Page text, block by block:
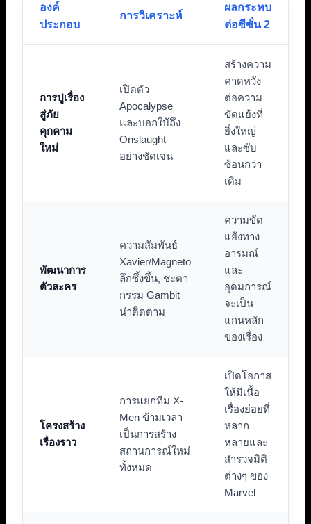
องค์
ประกอบ
การวิเคราะห์
ผลกระทบ
ต่อซีซั่น 2
การปูเรื่อง
สู่ภัย
คุกคาม
ใหม่
เปิดตัว
Apocalypse
และบอกใบ้ถึง
Onslaught
อย่างชัดเจน
สร้างความ
คาดหวัง
ต่อความ
ขัดแย้งที่
ยิ่งใหญ่
และซับ
ซ้อนกว่า
เดิม
พัฒนาการ
ตัวละคร
ความสัมพันธ์
Xavier/Magneto
ลึกซึ้งขึ้น, ชะตา
กรรม Gambit
น่าติดตาม
ความขัด
แย้งทาง
อารมณ์
และ
อุดมการณ์
จะเป็น
แกนหลัก
ของเรื่อง
โครงสร้าง
เรื่องราว
การแยกทีม X-
Men ข้ามเวลา
เป็นการสร้าง
สถานการณ์ใหม่
ทั้งหมด
เปิดโอกาส
ให้มีเนื้อ
เรื่องย่อยที่
หลาก
หลายและ
สำรวจมิติ
ต่างๆ ของ
Marvel